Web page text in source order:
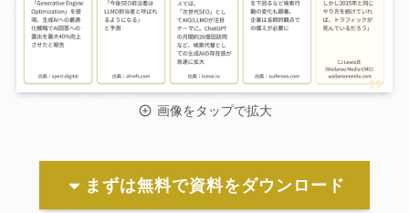
画像をタップで拡大
まずは無料で資料をダウンロード